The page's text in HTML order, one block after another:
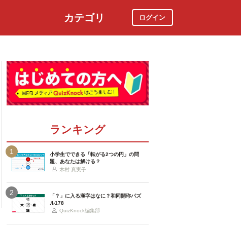
カテゴリ ログイン
ランキング
1
小学生でできる「転がる2つの円」の問
題、あなたは解ける？
木村 真実子
2
「？」に入る漢字はなに？和同開珎パズ
ル178
QuizKnock編集部